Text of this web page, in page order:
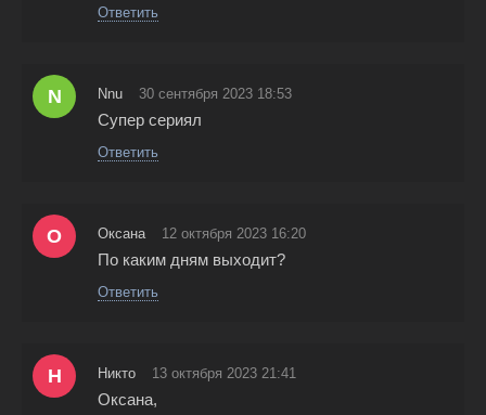
Ответить
N Nnu 30 сентября 2023 18:53
Супер сериял
Ответить
О Оксана 12 октября 2023 16:20
По каким дням выходит?
Ответить
Н Никто 13 октября 2023 21:41
Оксана,